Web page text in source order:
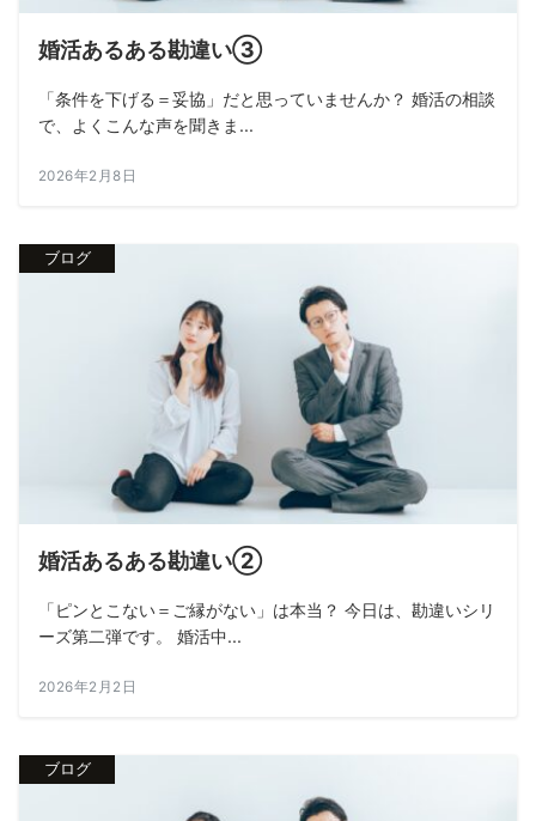
婚活あるある勘違い③
「条件を下げる＝妥協」だと思っていませんか？ 婚活の相談
で、よくこんな声を聞きま...
2026年2月8日
ブログ
婚活あるある勘違い②
「ピンとこない＝ご縁がない」は本当？ 今日は、勘違いシリ
ーズ第二弾です。 婚活中...
2026年2月2日
ブログ